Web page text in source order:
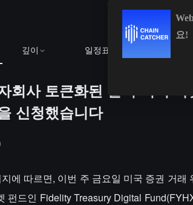
깊이 일정표
회사 토큰화된 달러 머니
신청했습니다
에 따르면, 이번 주 금요일 미국 증권 거
펀드인 Fidelity Treasury Digital
요!